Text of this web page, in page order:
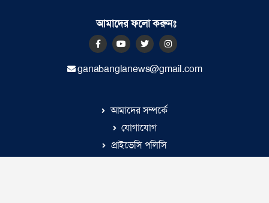
আমাদের ফলো করুনঃ
ganabanglanews@gmail.com
আমাদের সম্পর্কে
যোগাযোগ
প্রাইভেসি পলিসি